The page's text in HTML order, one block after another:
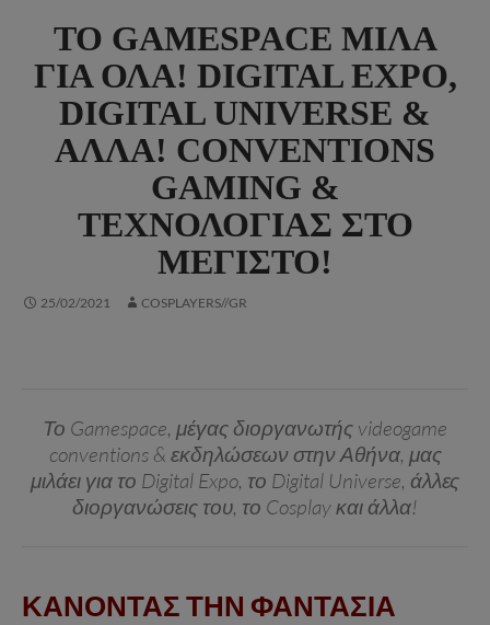
ΤΟ GAMESPACE ΜΙΛΆ
ΓΙΑ ΌΛΑ! DIGITAL EXPO,
DIGITAL UNIVERSE &
ΆΛΛΑ! CONVENTIONS
GAMING &
ΤΕΧΝΟΛΟΓΊΑΣ ΣΤΟ
ΜΈΓΙΣΤΟ!
25/02/2021 COSPLAYERS//GR
Το Gamespace, μέγας διοργανωτής videogame
conventions & εκδηλώσεων στην Αθήνα, μας
μιλάει για το Digital Expo, το Digital Universe, άλλες
διοργανώσεις του, το Cosplay και άλλα!
ΚΑΝΟΝΤΑΣ ΤΗΝ ΦΑΝΤΑΣΙΑ